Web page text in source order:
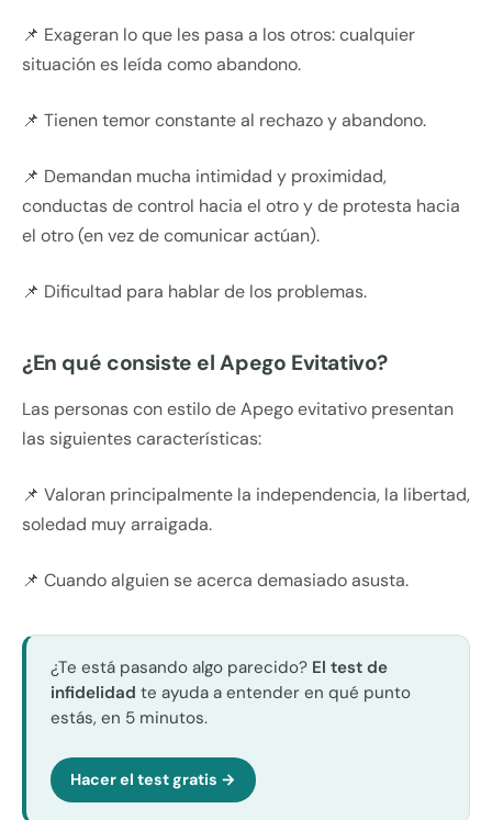
📌 Exageran lo que les pasa a los otros: cualquier
situación es leída como abandono.
📌 Tienen temor constante al rechazo y abandono.
📌 Demandan mucha intimidad y proximidad,
conductas de control hacia el otro y de protesta hacia
el otro (en vez de comunicar actúan).
📌 Dificultad para hablar de los problemas.
¿En qué consiste el Apego Evitativo?
Las personas con estilo de Apego evitativo presentan
las siguientes características:
📌 Valoran principalmente la independencia, la libertad,
soledad muy arraigada.
📌 Cuando alguien se acerca demasiado asusta.
¿Te está pasando algo parecido? El test de
infidelidad te ayuda a entender en qué punto
estás, en 5 minutos.
Hacer el test gratis →